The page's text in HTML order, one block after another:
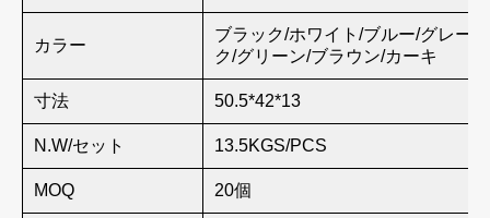
カラー
ブラック/ホワイト/ブルー/グレー/
ク/グリーン/ブラウン/カーキ
寸法 50.5*42*13
N.W/セット 13.5KGS/PCS
MOQ 20個